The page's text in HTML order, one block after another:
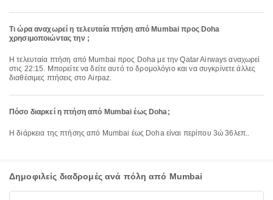
Τι ώρα αναχωρεί η τελευταία πτήση από Mumbai προς Doha
χρησιμοποιώντας την ;
Η τελευταία πτήση από Mumbai προς Doha με την Qatar Airways αναχωρεί
στις 22:15. Μπορείτε να δείτε αυτό το δρομολόγιο και να συγκρίνετε άλλες
διαθέσιμες πτήσεις στο Airpaz.
Πόσο διαρκεί η πτήση από Mumbai έως Doha;
Η διάρκεια της πτήσης από Mumbai έως Doha είναι περίπου 3ώ 36λεπ..
Δημοφιλείς διαδρομές ανά πόλη από Mumbai